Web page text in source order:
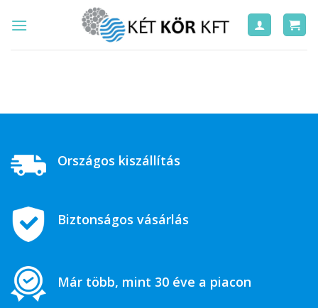
Országos kiszállítás
Biztonságos vásárlás
Már több, mint 30 éve a piacon